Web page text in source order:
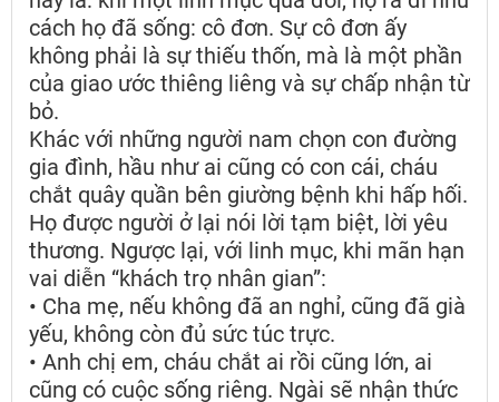
cách họ đã sống: cô đơn. Sự cô đơn ấy
không phải là sự thiếu thốn, mà là một phần
của giao ước thiêng liêng và sự chấp nhận từ
bỏ.
Khác với những người nam chọn con đường
gia đình, hầu như ai cũng có con cái, cháu
chắt quây quần bên giường bệnh khi hấp hối.
Họ được người ở lại nói lời tạm biệt, lời yêu
thương. Ngược lại, với linh mục, khi mãn hạn
vai diễn “khách trọ nhân gian”:
• Cha mẹ, nếu không đã an nghỉ, cũng đã già
yếu, không còn đủ sức túc trực.
• Anh chị em, cháu chắt ai rồi cũng lớn, ai
cũng có cuộc sống riêng. Ngài sẽ nhận thức